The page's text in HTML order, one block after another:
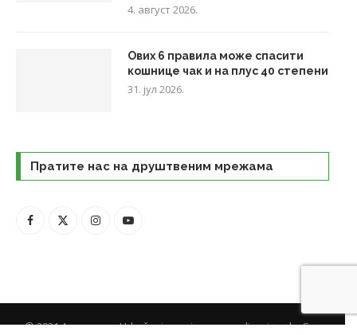
4. август 2026.
Ових 6 правила може спасити
кошнице чак и на плус 40 степени
31. јул 2026.
Пратите нас на друштвеним мрежама
© 2021 Agropress - Udruženje novinara za poljoprivredu. Sva